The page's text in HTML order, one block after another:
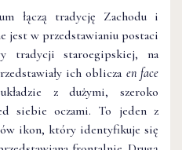
łączą tradycję Zachodu i
jest w przedstawianiu postaci
tradycji staroegipskiej, na
ich oblicza en face
z dużymi, szeroko
siebie oczami. To jeden z
ikon, który identyfikuje się